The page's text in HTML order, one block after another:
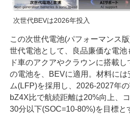
次世代BEVは2026年投入
この次世代電池(パフォーマンス
世代電池として、良品廉価な電池
ド車のアクアやクラウンに搭載
の電池を、BEVに適用。材料には
ム(LFP)を採用し、2026-2027年
bZ4X比で航続距離は20%向上、
30分以下(SOC=10-80%)を目標と